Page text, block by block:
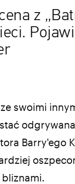
z
FACEBOOK
swoimi
Barry'ego